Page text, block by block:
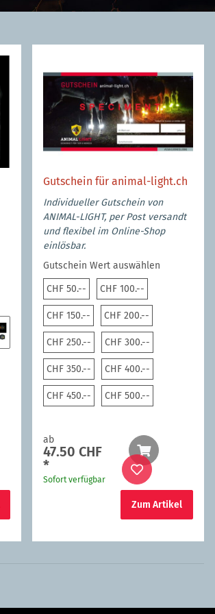
Gutschein für animal-light.ch
Individueller Gutschein von
ANIMAL-LIGHT, per Post versandt
und flexibel im Online-Shop
einlösbar.
Gutschein Wert auswählen
CHF 50.--CHF 50.--
CHF 100.--CHF 100.--
CHF 150.--CHF 150.--
CHF 200.--CHF 200.--
CHF 250.--CHF 250.--
CHF 300.--CHF 300.--
CHF 350.--CHF 350.--
CHF 400.--CHF 400.--
CHF 450.--CHF 450.--
CHF 500.--CHF 500.--
ab
47.50 CHF
*
Sofort verfügbar
Zum Artikel